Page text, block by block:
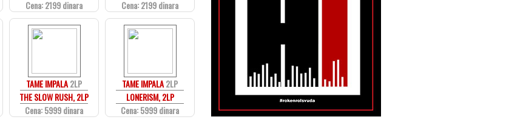
Cena: 2199 dinara
Cena: 2199 dinara
TAME IMPALA2LP
THE SLOW RUSH, 2LP
Cena: 5999 dinara
TAME IMPALA2LP
LONERISM, 2LP
Cena: 5999 dinara